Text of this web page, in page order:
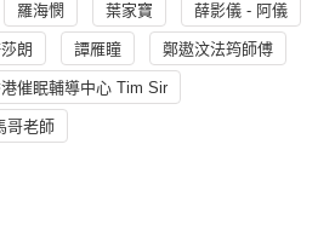
羅海憫 葉家寶 薛影儀 - 阿儀
朗 譚雁瞳 鄭遨汶法筠師傅
催眠輔導中心 Tim Sir
哥老師